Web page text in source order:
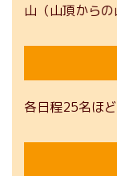
山（山頂からの
各日程25名ほど